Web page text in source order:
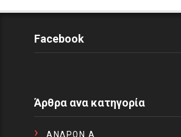
Facebook
Άρθρα ανα κατηγορία
ΑΝΔΡΩΝ Α